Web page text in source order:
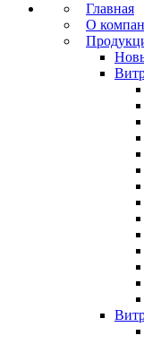
Главная
О